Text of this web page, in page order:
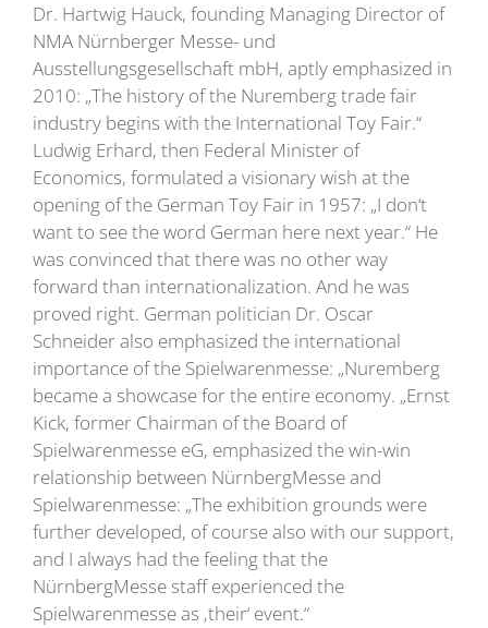
Dr. Hartwig Hauck, founding Managing Director of
NMA Nürnberger Messe- und
Ausstellungsgesellschaft mbH, aptly emphasized in
2010: „The history of the Nuremberg trade fair
industry begins with the International Toy Fair.“
Ludwig Erhard, then Federal Minister of
Economics, formulated a visionary wish at the
opening of the German Toy Fair in 1957: „I don‘t
want to see the word German here next year.“ He
was convinced that there was no other way
forward than internationalization. And he was
proved right. German politician Dr. Oscar
Schneider also emphasized the international
importance of the Spielwarenmesse: „Nuremberg
became a showcase for the entire economy. „Ernst
Kick, former Chairman of the Board of
Spielwarenmesse eG, emphasized the win-win
relationship between NürnbergMesse and
Spielwarenmesse: „The exhibition grounds were
further developed, of course also with our support,
and I always had the feeling that the
NürnbergMesse staff experienced the
Spielwarenmesse as ‚their‘ event.“